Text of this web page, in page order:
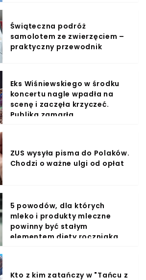
Świąteczna podróż
samolotem ze zwierzęciem –
praktyczny przewodnik
Eks Wiśniewskiego w środku
koncertu nagle wpadła na
scenę i zaczęła krzyczeć.
Publika zamarła
ZUS wysyła pisma do Polaków.
Chodzi o ważne ulgi od opłat
5 powodów, dla których
mleko i produkty mleczne
powinny być stałym
elementem diety roczniaka
Kto z kim zatańczy w "Tańcu z